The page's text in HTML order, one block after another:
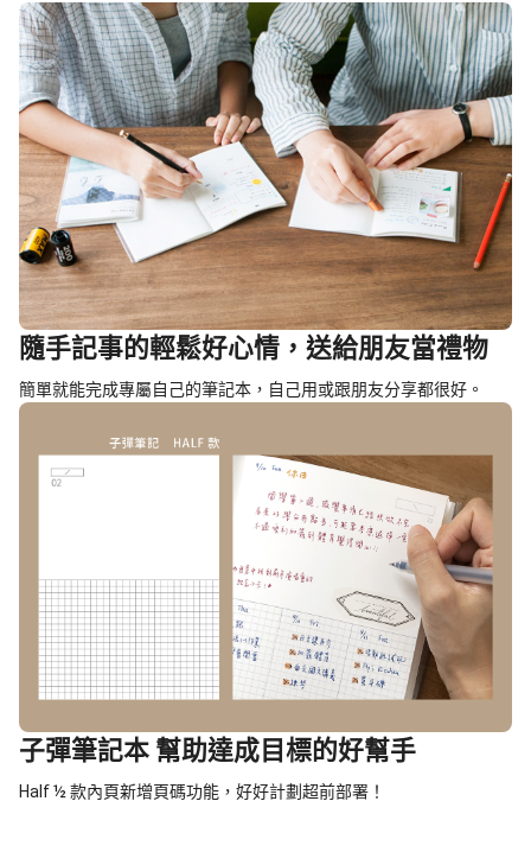
隨手記事的輕鬆好心情，送給朋友當禮物
簡單就能完成專屬自己的筆記本，自己用或跟朋友分享都很好。
子彈筆記本 幫助達成目標的好幫手
Half ½ 款內頁新增頁碼功能，好好計劃超前部署！